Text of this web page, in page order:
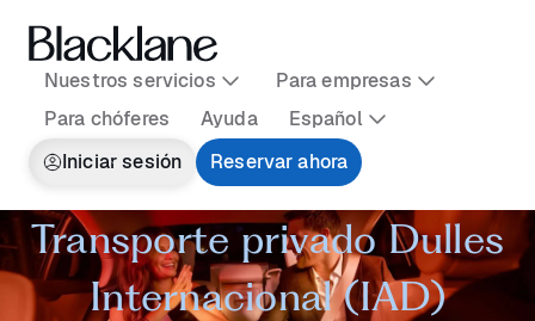
Nuestros servicios
Para empresas
Para chóferes
Ayuda
Español
Iniciar sesión
Reservar ahora
Transporte privado Dulles
Internacional (IAD)